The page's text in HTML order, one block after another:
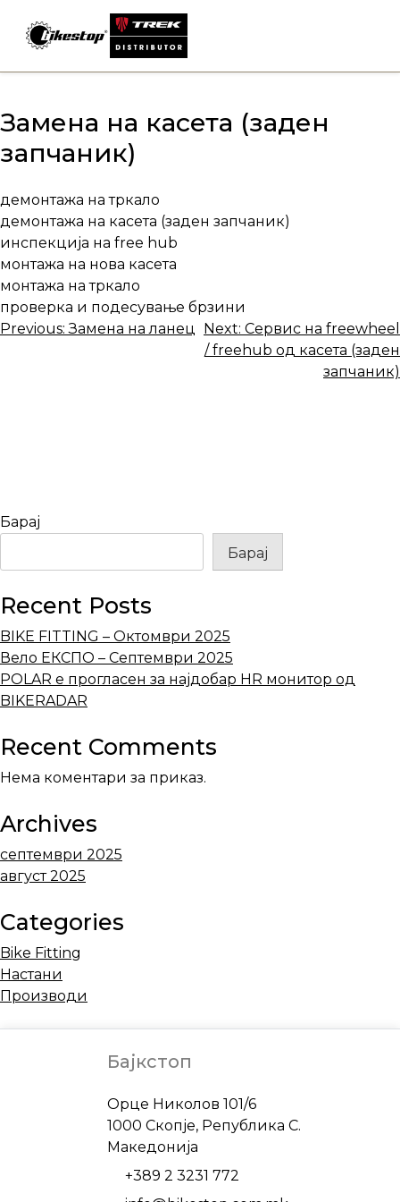
content
Замена на касета (заден
запчаник)
демонтажа на тркало
демонтажа на касета (заден запчаник)
инспекција на free hub
монтажа на нова касета
монтажа на тркало
проверка и подесување брзини
Навигација
Previous: Замена на ланец Next: Сервис на freewheel
/ freehub од касета (заден
запчаник)
Барај
Барај
Recent Posts
BIKE FITTING – Октомври 2025
Вело ЕКСПО – Септември 2025
POLAR е прогласен за најдобар HR монитор од
BIKERADAR
Recent Comments
Нема коментари за приказ.
Archives
септември 2025
август 2025
Categories
Bike Fitting
Настани
Производи
Бајкстоп
Орце Николов 101/6
1000 Скопје, Република С.
Македонија
Address
+389 2 3231 772
Phone